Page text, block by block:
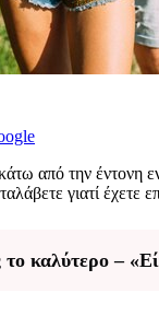
από την έντονη
γιατί έχετε
καλύτερο –